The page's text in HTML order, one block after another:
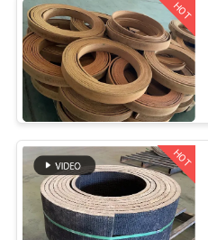
НАС
ПУТЕШЕСТВИЕ
ФАБРИКИ
ПРОВЕРКА
тормоза
HOT
HOT